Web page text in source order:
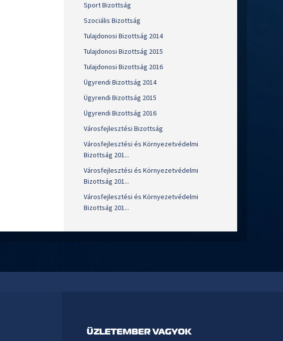
Sport Bizottság
Szociális Bizottság
Tulajdonosi Bizottság 2014
Tulajdonosi Bizottság 2015
Tulajdonosi Bizottság 2016
Ügyrendi Bizottság 2014
Ügyrendi Bizottság 2015
Ügyrendi Bizottság 2016
Városfejlesztési Bizottság
Városfejlesztési és Környezetvédelmi
Bizottság 201...
Városfejlesztési és Környezetvédelmi
Bizottság 201...
Városfejlesztési és Környezetvédelmi
Bizottság 201...
ÜZLETEMBER VAGYOK